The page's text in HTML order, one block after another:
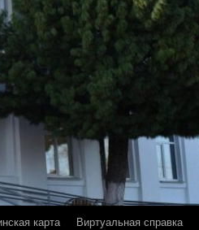
карта
Виртуальная справка